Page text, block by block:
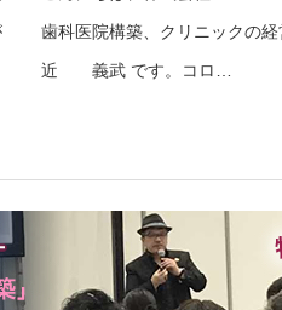
歯科医院構築、クリニックの
近 義武 です。コロ…